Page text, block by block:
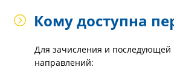
Кому доступна
Для зачисления и последующей
направлений: